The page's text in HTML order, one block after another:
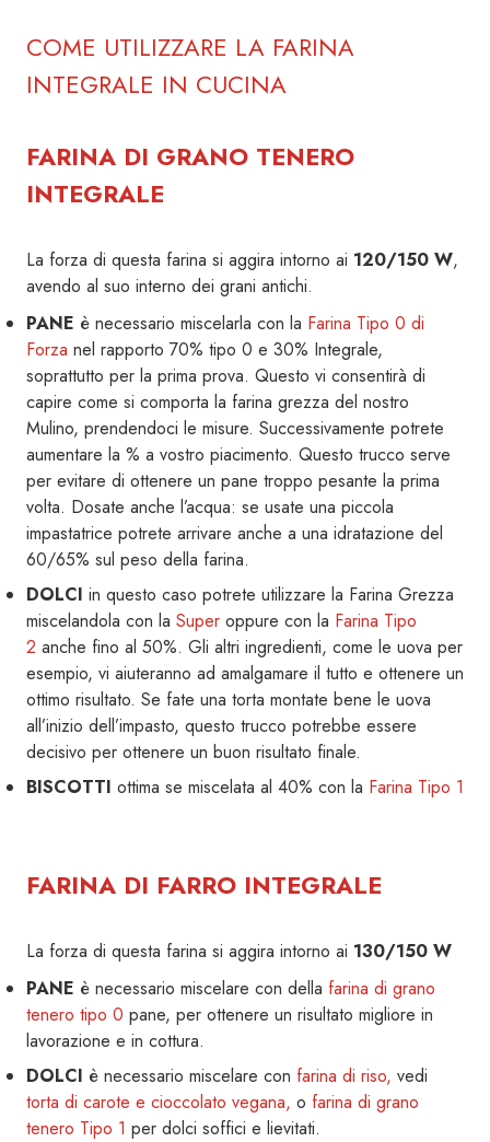
COME UTILIZZARE LA FARINA
INTEGRALE IN CUCINA
FARINA DI GRANO TENERO
INTEGRALE
La forza di questa farina si aggira intorno ai 120/150 W,
avendo al suo interno dei grani antichi.
PANE è necessario miscelarla con la Farina Tipo 0 di
Forza nel rapporto 70% tipo 0 e 30% Integrale,
soprattutto per la prima prova. Questo vi consentirà di
capire come si comporta la farina grezza del nostro
Mulino, prendendoci le misure. Successivamente potrete
aumentare la % a vostro piacimento. Questo trucco serve
per evitare di ottenere un pane troppo pesante la prima
volta. Dosate anche l’acqua: se usate una piccola
impastatrice potrete arrivare anche a una idratazione del
60/65% sul peso della farina.
DOLCI in questo caso potrete utilizzare la Farina Grezza
miscelandola con la Super oppure con la Farina Tipo
2 anche fino al 50%. Gli altri ingredienti, come le uova per
esempio, vi aiuteranno ad amalgamare il tutto e ottenere un
ottimo risultato. Se fate una torta montate bene le uova
all’inizio dell’impasto, questo trucco potrebbe essere
decisivo per ottenere un buon risultato finale.
BISCOTTI ottima se miscelata al 40% con la Farina Tipo 1
FARINA DI FARRO INTEGRALE
La forza di questa farina si aggira intorno ai 130/150 W
PANE è necessario miscelare con della farina di grano
tenero tipo 0 pane, per ottenere un risultato migliore in
lavorazione e in cottura.
DOLCI è necessario miscelare con farina di riso, vedi
torta di carote e cioccolato vegana, o farina di grano
tenero Tipo 1 per dolci soffici e lievitati.